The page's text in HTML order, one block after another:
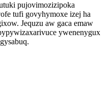
pujovimozizipoka
tufi govyhymoxe izej ha
Jequzu aw gaca emaw
ywenenygux